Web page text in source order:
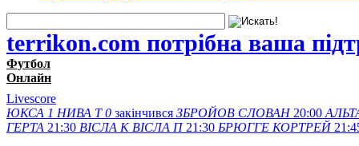
terrikon.com потрібна ваша
Футбол
Онлайн
Livescore
ЮКСА 1 НИВА Т 0 закінчився ЗБРОЙОВ СЛОВАН 20:00
ГЕРТА 21:30 ВІСЛА K ВІСЛА П 21:30 БРЮГГЕ КОРТРЕЙ